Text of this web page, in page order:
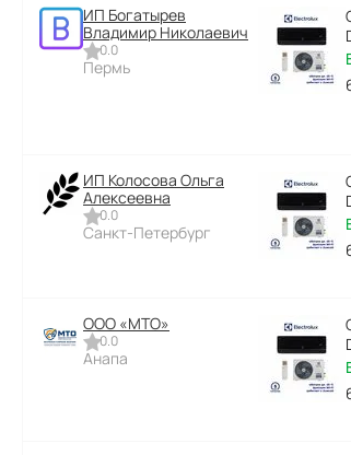
ИП Богатырев
Владимир Николаевич
0.0
Пермь
ИП Колосова Ольга
Алексеевна
0.0
Санкт-Петербург
ООО «МТО»
0.0
Анапа